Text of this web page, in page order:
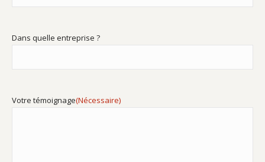
Dans quelle entreprise ?
Votre témoignage(Nécessaire)